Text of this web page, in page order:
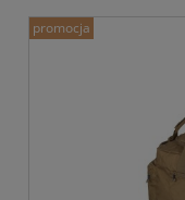
promocja